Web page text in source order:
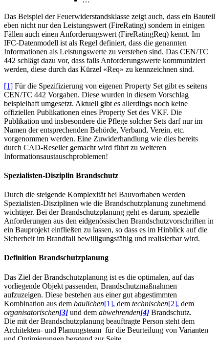
Das Beispiel der Feuerwiderstandsklasse zeigt auch, dass ein Bauteil
eben nicht nur den Leistungswert (FireRating) sondern in einigen
Fällen auch einen Anforderungswert (FireRatingReq) kennt. Im
IFC-Datenmodell ist als Regel definiert, dass die genannten
Informationen als Leistungswerte zu verstehen sind. Das CEN/TC
442 schlägt dazu vor, dass falls Anforderungswerte kommuniziert
werden, diese durch das Kürzel «Req» zu kennzeichnen sind.
[1] Für die Spezifizierung von eigenen Property Set gibt es seitens
CEN/TC 442 Vorgaben. Diese wurden in diesem Vorschlag
beispielhaft umgesetzt. Aktuell gibt es allerdings noch keine
offiziellen Publikationen eines Property Set des VKF. Die
Publikation und insbesondere die Pflege solcher Sets darf nur im
Namen der entsprechenden Behörde, Verband, Verein, etc.
vorgenommen werden. Eine Zuwiderhandlung wie dies bereits
durch CAD-Reseller gemacht wird führt zu weiteren
Informationsaustauschproblemen!
Spezialisten-Disziplin Brandschutz
Durch die steigende Komplexität bei Bauvorhaben werden
Spezialisten-Disziplinen wie die Brandschutzplanung zunehmend
wichtiger. Bei der Brandschutzplanung geht es darum, spezielle
Anforderungen aus den eidgenössischen Brandschutzvorschriften in
ein Bauprojekt einfließen zu lassen, so dass es im Hinblick auf die
Sicherheit im Brandfall bewilligungsfähig und realisierbar wird.
Definition Brandschutzplanung
Das Ziel der Brandschutzplanung ist es die optimalen, auf das
vorliegende Objekt passenden, Brandschutzmaßnahmen
aufzuzeigen. Diese bestehen aus einer gut abgestimmten
Kombination aus dem baulichen[1], dem technischen[2], dem
organisatorischen[3] und dem abwehrenden[4] Brandschutz.
Die mit der Brandschutzplanung beauftragte Person steht dem
Architekten- und Planungsteam für die Beurteilung von Varianten